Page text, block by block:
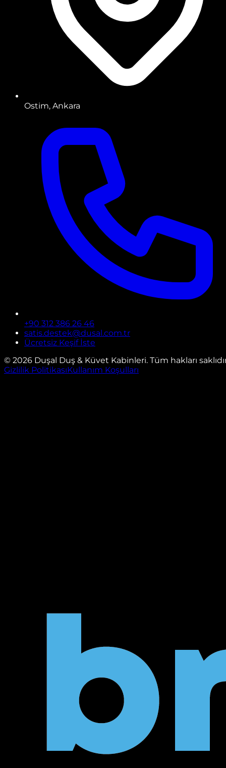
Ostim, Ankara
+90 312 386 26 46
satis.destek@dusal.com.tr
Ücretsiz Keşif İste
© 2026 Duşal Duş & Küvet Kabinleri. Tüm hakları
Gizlilik PolitikasıKullanım Koşulları